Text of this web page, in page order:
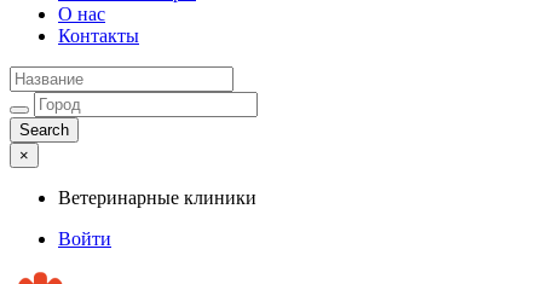
О нас
Контакты
×
Ветеринарные клиники
Войти